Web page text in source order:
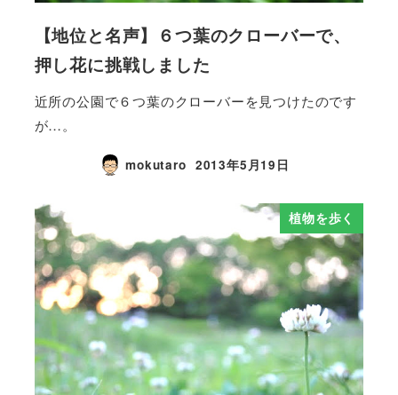
【地位と名声】６つ葉のクローバーで、
押し花に挑戦しました
近所の公園で６つ葉のクローバーを見つけたのです
が…。
mokutaro 2013年5月19日
植物を歩く